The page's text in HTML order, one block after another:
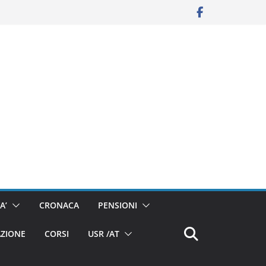
CRONACA PENSIONI
CORSI USR /AT